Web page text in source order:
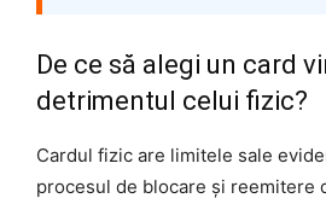
De ce să alegi un card
detrimentul celui fizic?
Cardul fizic are limitele sale
procesul de blocare și reemitere